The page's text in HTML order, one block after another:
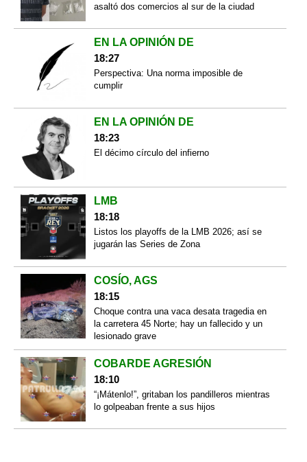
asaltó dos comercios al sur de la ciudad
EN LA OPINIÓN DE
18:27
Perspectiva: Una norma imposible de
cumplir
EN LA OPINIÓN DE
18:23
El décimo círculo del infierno
LMB
18:18
Listos los playoffs de la LMB 2026; así se
jugarán las Series de Zona
COSÍO, AGS
18:15
Choque contra una vaca desata tragedia en
la carretera 45 Norte; hay un fallecido y un
lesionado grave
COBARDE AGRESIÓN
18:10
“¡Mátenlo!”, gritaban los pandilleros mientras
lo golpeaban frente a sus hijos